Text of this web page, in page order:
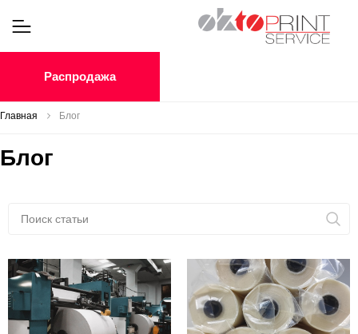
Распродажа
Главная Блог
Блог